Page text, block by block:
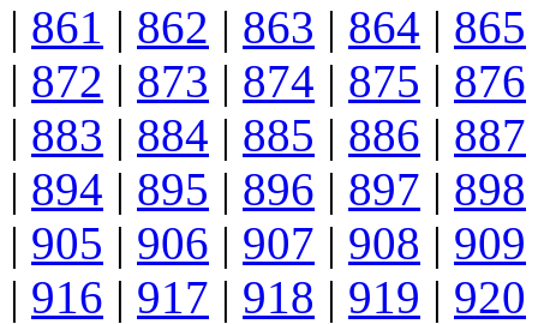
| 861 | 862 | 863 | 864 | 865
| 872 | 873 | 874 | 875 | 876
| 883 | 884 | 885 | 886 | 887
| 894 | 895 | 896 | 897 | 898
| 905 | 906 | 907 | 908 | 909
| 916 | 917 | 918 | 919 | 920